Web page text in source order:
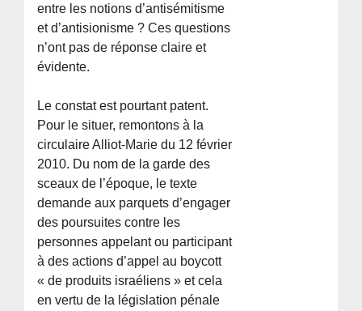
entre les notions d’antisémitisme
et d’antisionisme ? Ces questions
n’ont pas de réponse claire et
évidente.
Le constat est pourtant patent.
Pour le situer, remontons à la
circulaire Alliot-Marie du 12 février
2010. Du nom de la garde des
sceaux de l’époque, le texte
demande aux parquets d’engager
des poursuites contre les
personnes appelant ou participant
à des actions d’appel au boycott
« de produits israéliens » et cela
en vertu de la législation pénale